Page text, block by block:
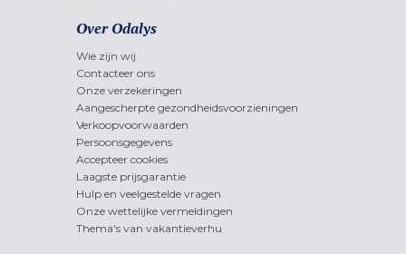
Over Odalys
Wie zijn wij
Contacteer ons
Onze verzekeringen
Aangescherpte gezondheidsvoorzieningen
Verkoopvoorwaarden
Persoonsgegevens
Accepteer cookies
Laagste prijsgarantie
Hulp en veelgestelde vragen
Onze wettelijke vermeldingen
Thema's van vakantieverhu